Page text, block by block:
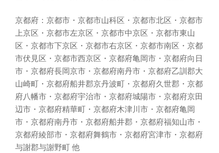
京都府：京都市・京都市山科区・京都市北区・京都市
上京区・京都市左京区・京都市中京区・京都市東山
区・京都市下京区・京都市右京区・京都市南区・京都
市伏見区・京都市西京区・京都府亀岡市・京都府向日
市・京都府長岡京市・京都府南丹市・京都府乙訓郡大
山崎町・京都府船井郡京丹波町・京都府久世郡・京都
府八幡市・京都府宇治市・京都府城陽市・京都府京田
辺市・京都府精華町・京都府木津川市・京都府亀岡
市・京都府南丹市・京都府船井郡・京都府福知山市・
京都府綾部市・京都府舞鶴市・京都府宮津市・京都府
与謝郡与謝野町 他